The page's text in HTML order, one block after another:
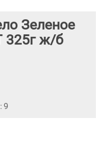
Зеленое
325г ж/б
9